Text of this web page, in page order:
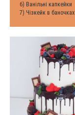
6) Ванільні капкейки
7) Чізкейк в баночках